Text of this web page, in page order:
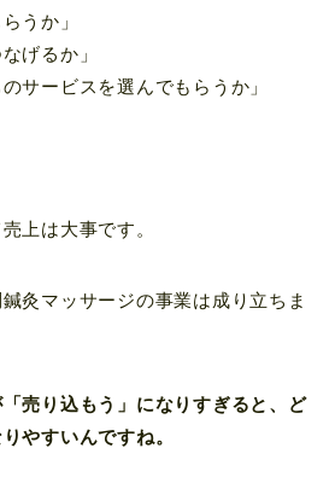
うか」
げるか」
サービスを選んでもらうか」
上は大事です。
灸マッサージの事業は成り立ちま
売り込もう」になりすぎると、ど
やすいんですね。